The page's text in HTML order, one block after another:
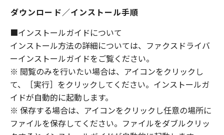
定は、本契約書の終了後も効力を有します。
９．U.S. GOVERNMENT RESTRICTED RIGHTS
NOTICE
“米国政府エンドユーザー”とは、米国政府の機
関また団体を意味します。もしお客様が米国政
府エンドユーザーである場合、以下の規定が適
用されます：The SOFTWARE is a "commercial
item," as that term is defined at 48 C.F.R.
2.101 (Oct 1995), consisting of "commercial
computer software" and "commercial
computer software documentation," as such
ダウンロード／インストール手順
■インストールガイドについて
インストール方法の詳細については、ファクスドライバ
ーインストールガイドをご覧ください。
※ 閲覧のみを行いたい場合は、アイコンをクリックし
て、［実行］をクリックしてください。インストールガ
イドが自動的に起動します。
※ 保存する場合は、アイコンをクリックし任意の場所に
ファイルを保存してください。ファイルをダブルクリッ